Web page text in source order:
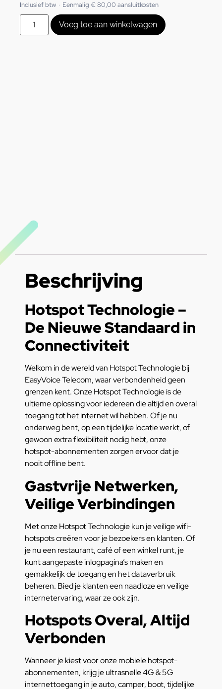
Inclusief btw · Eenmalig €80,00 aansluitkosten
Voeg toe aan winkelwagen
Beschrijving
Hotspot Technologie –
De Nieuwe Standaard in
Connectiviteit
Welkom in de wereld van Hotspot Technologie bij
EasyVoice Telecom, waar verbondenheid geen
grenzen kent. Onze Hotspot Technologie is de
ultieme oplossing voor iedereen die altijd en overal
toegang tot het internet wil hebben. Of je nu
onderweg bent, op een tijdelijke locatie werkt, of
gewoon extra flexibiliteit nodig hebt, onze
hotspot-abonnementen zorgen ervoor dat je
nooit offline bent.
Gastvrije Netwerken,
Veilige Verbindingen
Met onze Hotspot Technologie kun je veilige wifi-
hotspots creëren voor je bezoekers en klanten. Of
je nu een restaurant, café of een winkel runt, je
kunt aangepaste inlogpagina’s maken en
gemakkelijk de toegang en het dataverbruik
beheren. Bied je klanten een naadloze en veilige
internetervaring, waar ze ook zijn.
Hotspots Overal, Altijd
Verbonden
Wanneer je kiest voor onze mobiele hotspot-
abonnementen, krijg je ultrasnelle 4G & 5G
internettoegang in je auto, camper, boot, tijdelijke